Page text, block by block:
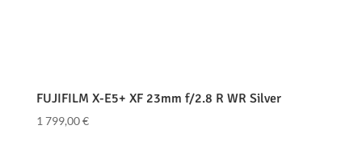
FUJIFILM X-E5+ XF 23mm f/2.8 R WR Silver
1 799,00€